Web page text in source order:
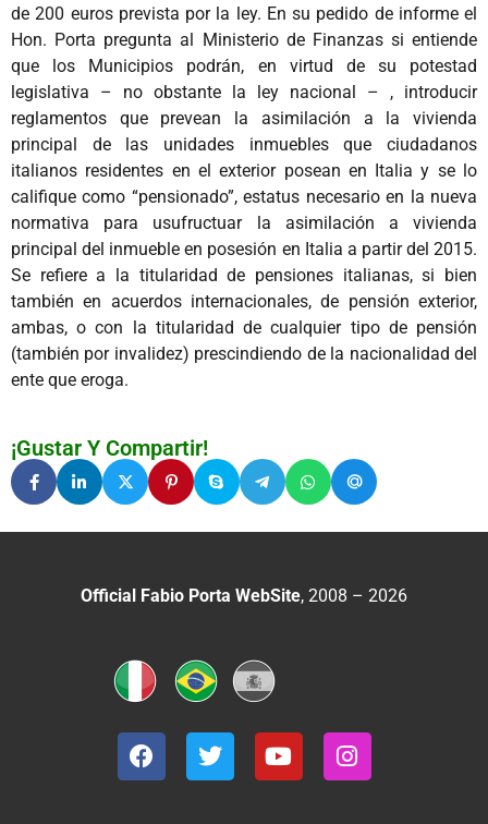
de 200 euros prevista por la ley. En su pedido de informe el
Hon. Porta pregunta al Ministerio de Finanzas si entiende
que los Municipios podrán, en virtud de su potestad
legislativa – no obstante la ley nacional – , introducir
reglamentos que prevean la asimilación a la vivienda
principal de las unidades inmuebles que ciudadanos
italianos residentes en el exterior posean en Italia y se lo
califique como “pensionado”, estatus necesario en la nueva
normativa para usufructuar la asimilación a vivienda
principal del inmueble en posesión en Italia a partir del 2015.
Se refiere a la titularidad de pensiones italianas, si bien
también en acuerdos internacionales, de pensión exterior,
ambas, o con la titularidad de cualquier tipo de pensión
(también por invalidez) prescindiendo de la nacionalidad del
ente que eroga.
¡Gustar Y Compartir!
Official Fabio Porta WebSite, 2008 – 2026